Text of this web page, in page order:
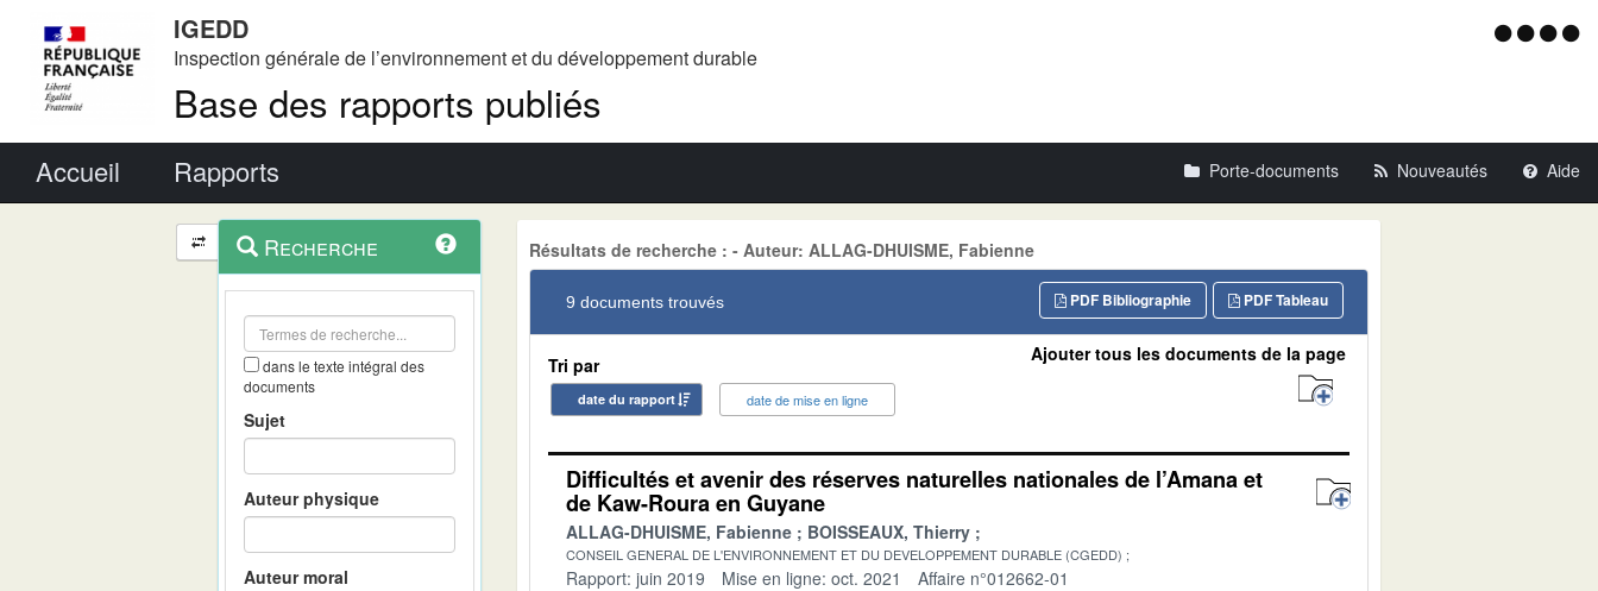
IGEDD
Inspection générale de l’environnement et du développement durable
Base des rapports publiés
Menu
Accueil Rapports Porte-documents Nouveautés Aide
Navigation
et
outils
contextuel
Recherche
dans le texte intégral des
documents
Sujet
Auteur physique
Auteur moral
Résultats de recherche : - Auteur: ALLAG-DHUISME, Fabienne
9 documents trouvés PDF Tableau
PDF Bibliographie
Tri par
date du rapport date de mise en ligne
Ajouter tous les documents de la page
Difficultés et avenir des réserves naturelles nationales de l’Amana et
de Kaw-Roura en Guyane
ALLAG-DHUISME, Fabienne BOISSEAUX, Thierry
CONSEIL GENERAL DE L'ENVIRONNEMENT ET DU DEVELOPPEMENT DURABLE (CGEDD)
Rapport: juin 2019 Mise en ligne: oct. 2021 Affaire n°012662-01